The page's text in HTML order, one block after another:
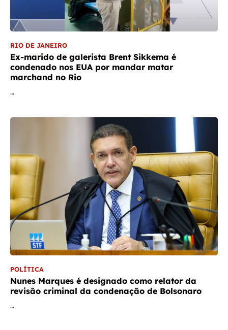
RIO DE JANEIRO
Ex-marido de galerista Brent Sikkema é
condenado nos EUA por mandar matar
marchand no Rio
…
POLÍTICA
Nunes Marques é designado como relator da
revisão criminal da condenação de Bolsonaro
…